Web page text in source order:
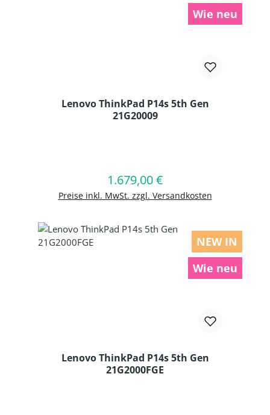
Wie neu
Lenovo ThinkPad P14s 5th Gen
21G20009
Regulärer Preis:
1.679,00 €
Preise inkl. MwSt. zzgl. Versandkosten
In den Warenkorb
NEW IN
Wie neu
Lenovo ThinkPad P14s 5th Gen
21G2000FGE